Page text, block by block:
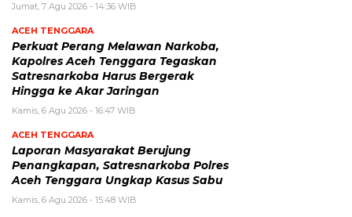
Jumat, 7 Agu 2026 - 14:36 WIB
ACEH TENGGARA
Perkuat Perang Melawan Narkoba,
Kapolres Aceh Tenggara Tegaskan
Satresnarkoba Harus Bergerak
Hingga ke Akar Jaringan
Kamis, 6 Agu 2026 - 16:47 WIB
ACEH TENGGARA
Laporan Masyarakat Berujung
Penangkapan, Satresnarkoba Polres
Aceh Tenggara Ungkap Kasus Sabu
Kamis, 6 Agu 2026 - 15:48 WIB